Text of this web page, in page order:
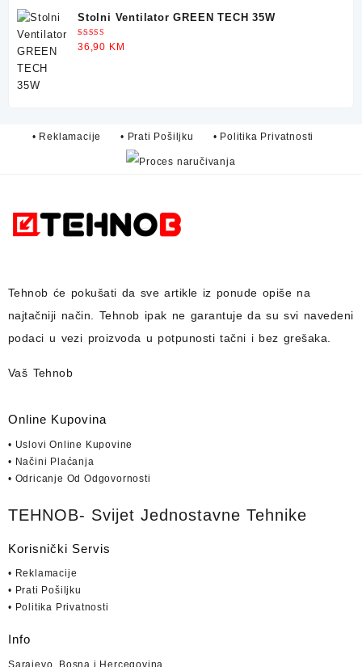
Stolni Ventilator GREEN TECH 35W
Ocjenjeno
5.00od 5
36,90 KM
• Reklamacije • Prati Pošiljku • Politika Privatnosti
Tehnob će pokušati da sve artikle iz ponude opiše na
najtačniji način. Tehnob ipak ne garantuje da su svi navedeni
podaci u vezi proizvoda u potpunosti tačni i bez grešaka.
Vaš Tehnob
Online Kupovina
• Uslovi Online Kupovine
• Načini Plaćanja
• Odricanje Od Odgovornosti
TEHNOB- Svijet Jednostavne Tehnike
Korisnički Servis
• Reklamacije
• Prati Pošiljku
• Politika Privatnosti
Info
Sarajevo, Bosna i Hercegovina